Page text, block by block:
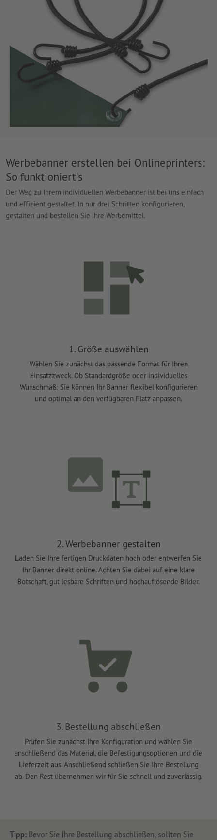
Werbebanner erstellen bei Onlineprinters:
So funktioniert's
Der Weg zu Ihrem individuellen Werbebanner ist bei uns einfach
und effizient gestaltet. In nur drei Schritten konfigurieren,
gestalten und bestellen Sie Ihre Werbemittel.
1. Größe auswählen
Wählen Sie zunächst das passende Format für Ihren
Einsatzzweck. Ob Standardgröße oder individuelles
Wunschmaß: Sie können Ihr Banner flexibel konfigurieren
und optimal an den verfügbaren Platz anpassen.
2. Werbebanner gestalten
Laden Sie Ihre fertigen Druckdaten hoch oder entwerfen Sie
Ihr Banner direkt online. Achten Sie dabei auf eine klare
Botschaft, gut lesbare Schriften und hochauflösende Bilder.
3. Bestellung abschließen
Prüfen Sie zunächst Ihre Konfiguration und wählen Sie
anschließend das Material, die Befestigungsoptionen und die
Lieferzeit aus. Anschließend schließen Sie Ihre Bestellung
ab. Den Rest übernehmen wir für Sie schnell und zuverlässig.
Tipp:Bevor Sie Ihre Bestellung abschließen, sollten Sie